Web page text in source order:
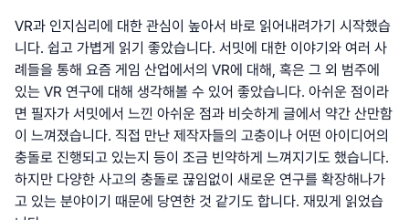
VR과 인지심리에 대한 관심이 높아서 바로 읽어내려가기 시작했습
니다. 쉽고 가볍게 읽기 좋았습니다. 서밋에 대한 이야기와 여러 사
례들을 통해 요즘 게임 산업에서의 VR에 대해, 혹은 그 외 범주에
있는 VR 연구에 대해 생각해볼 수 있어 좋았습니다. 아쉬운 점이라
면 필자가 서밋에서 느낀 아쉬운 점과 비슷하게 글에서 약간 산만함
이 느껴졌습니다. 직접 만난 제작자들의 고충이나 어떤 아이디어의
충돌로 진행되고 있는지 등이 조금 빈약하게 느껴지기도 했습니다.
하지만 다양한 사고의 충돌로 끊임없이 새로운 연구를 확장해나가
고 있는 분야이기 때문에 당연한 것 같기도 합니다. 재밌게 읽었습